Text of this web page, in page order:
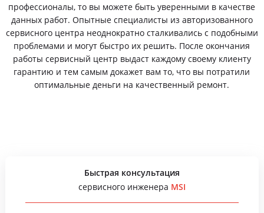
профессионалы, то вы можете быть уверенными в качестве
данных работ. Опытные специалисты из авторизованного
сервисного центра неоднократно сталкивались с подобными
проблемами и могут быстро их решить. После окончания
работы сервисный центр выдаст каждому своему клиенту
гарантию и тем самым докажет вам то, что вы потратили
оптимальные деньги на качественный ремонт.
Быстрая консультация
сервисного инженера MSI